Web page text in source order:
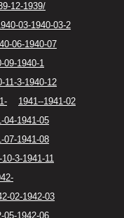
12-1939/
03-1940-03-2
06-1940-07
09-1940-1
11-3-1940-12
1941--1941-02
04-1941-05
07-1941-08
10-3-1941-11
02-1942-03
05-1942-06